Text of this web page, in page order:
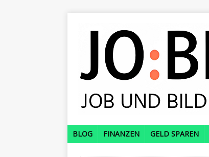
BLOG FINANZEN GELD SPAREN